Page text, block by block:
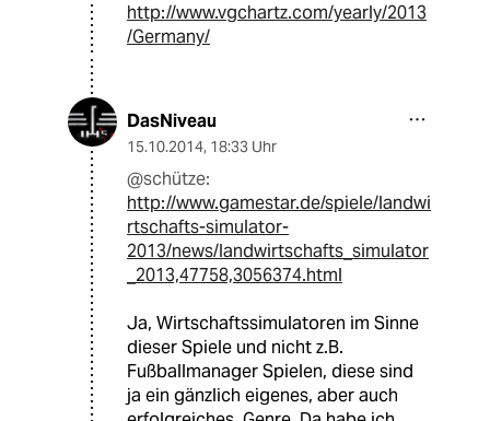
http://www.vgchartz.com/yearly/2013
/Germany/
DasNiveau
15.10.2014, 18:33 Uhr
@schütze:
http://www.gamestar.de/spiele/landwi
rtschafts-simulator-
2013/news/landwirtschafts_simulator
_2013,47758,3056374.html
Ja, Wirtschaftssimulatoren im Sinne
dieser Spiele und nicht z.B.
Fußballmanager Spielen, diese sind
ja ein gänzlich eigenes, aber auch